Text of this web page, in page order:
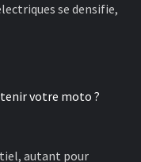
se densifie,
votre moto ?
autant pour